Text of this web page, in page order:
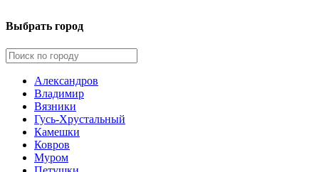
Выбрать город
Александров
Владимир
Вязники
Гусь-Хрустальный
Камешки
Ковров
Муром